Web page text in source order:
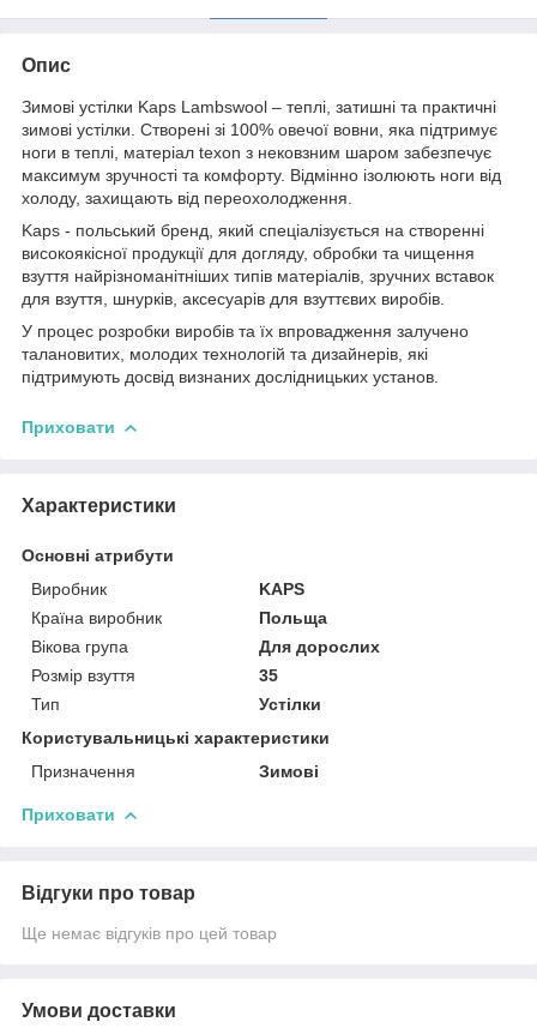
Опис
Зимові устілки Kaps Lambswool – теплі, затишні та практичні
зимові устілки. Створені зі 100% овечої вовни, яка підтримує
ноги в теплі, матеріал texon з нековзним шаром забезпечує
максимум зручності та комфорту. Відмінно ізолюють ноги від
холоду, захищають від переохолодження.
Kaps - польський бренд, який спеціалізується на створенні
високоякісної продукції для догляду, обробки та чищення
взуття найрізноманітніших типів матеріалів, зручних вставок
для взуття, шнурків, аксесуарів для взуттєвих виробів.
У процес розробки виробів та їх впровадження залучено
талановитих, молодих технологій та дизайнерів, які
підтримують досвід визнаних дослідницьких установ.
Приховати
Характеристики
Основні атрибути
Виробник
KAPS
Країна виробник
Польща
Вікова група
Для дорослих
Розмір взуття
35
Тип
Устілки
Користувальницькі характеристики
Призначення
Зимові
Приховати
Відгуки про товар
Ще немає відгуків про цей товар
Умови доставки